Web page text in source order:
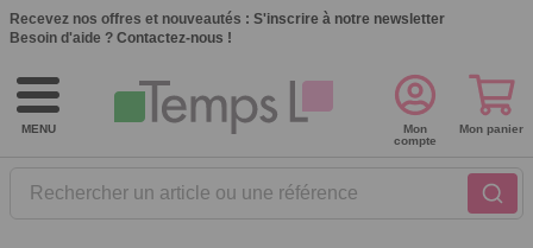
Recevez nos offres et nouveautés : S'inscrire à notre newsletter
Besoin d'aide ? Contactez-nous !
MENU
Rechercher un article ou une référence
Mon
compte
Mon panier